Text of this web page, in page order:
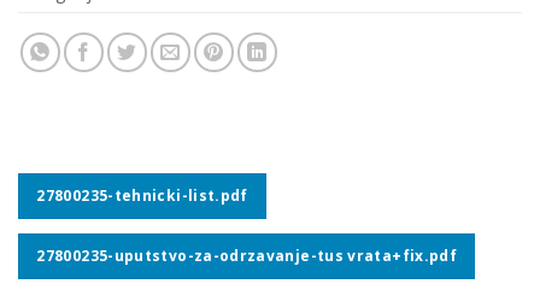
27800235-tehnicki-list.pdf
27800235-uputstvo-za-odrzavanje-tus vrata+fix.pdf